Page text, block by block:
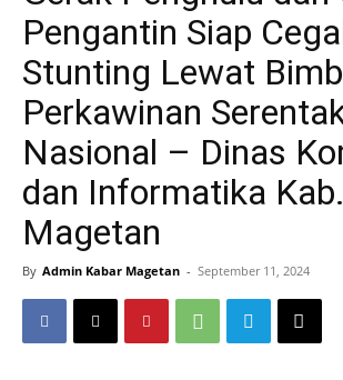
Pengantin Siap
Stunting Lewat
Perkawinan
Nasional – Dinas
dan Informatika Kab.
Magetan
By Admin Kabar Magetan - September 11, 2024